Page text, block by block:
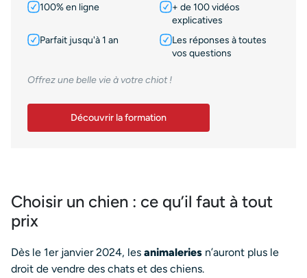
100% en ligne
+ de 100 vidéos
explicatives
Parfait jusqu'à 1 an
Les réponses à toutes
vos questions
Offrez une belle vie à votre chiot !
Découvrir la formation
Choisir un chien : ce qu’il faut à tout
prix
Dès le 1er janvier 2024, les animaleries n’auront plus le
droit de vendre des chats et des chiens.